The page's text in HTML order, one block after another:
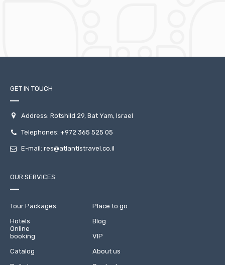
GET IN TOUCH
Address: Rotshild 29, Bat Yam, Israel
Telephones: +972 365 525 05
E-mail: res@atlantistravel.co.il
OUR SERVICES
Tour Packages
Hotels
Online
booking
Catalog
Place to go
Blog
VIP
About us